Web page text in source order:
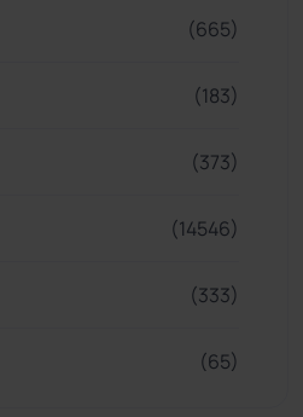
(665)
(183)
(373)
(14546)
(333)
(65)